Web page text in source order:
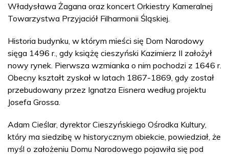
Władysława Żagana oraz koncert Orkiestry Kameralnej
Towarzystwa Przyjaciół Filharmonii Śląskiej.
Historia budynku, w którym mieści się Dom Narodowy
sięga 1496 r., gdy książę cieszyński Kazimierz II założył
nowy rynek. Pierwsza wzmianka o nim pochodzi z 1646 r.
Obecny kształt zyskał w latach 1867-1869, gdy został
przebudowany przez Ignatza Eisnera według projektu
Josefa Grossa.
Adam Cieślar, dyrektor Cieszyńskiego Ośrodka Kultury,
który ma siedzibę w historycznym obiekcie, powiedział, że
myśl o założeniu Domu Narodowego pojawiła się pod